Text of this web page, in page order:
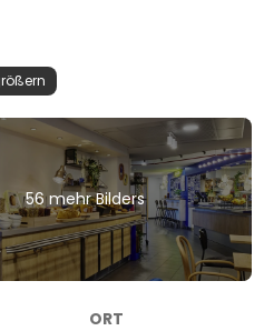
56 mehr Bilders
ORT